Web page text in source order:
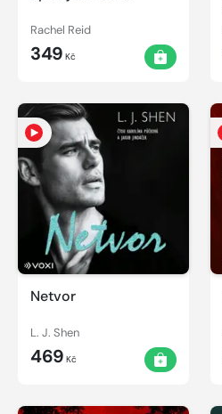
Rachel Reid
349 Kč
Netvor
L. J. Shen
469 Kč